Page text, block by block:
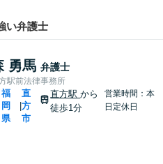
い弁護士
勇馬 弁護士
駅前法律事務所
福
岡
県
直
方
市
直方駅から
徒歩1分
営業時間：本
日定休日